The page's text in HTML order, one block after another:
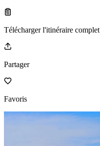
Télécharger l'itinéraire complet
Partager
Favoris